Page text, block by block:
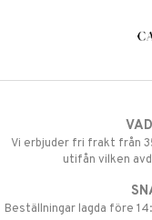
Vi erbjuder fri frakt från
utifån vilken
Beställningar lagda före